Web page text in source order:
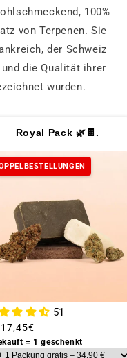
100%
von Terpenen. Sie
der Schweiz
die Qualität ihrer
wurden.
Royal Pack 🌿🍫.
51
17,45€
= 1 geschenkt